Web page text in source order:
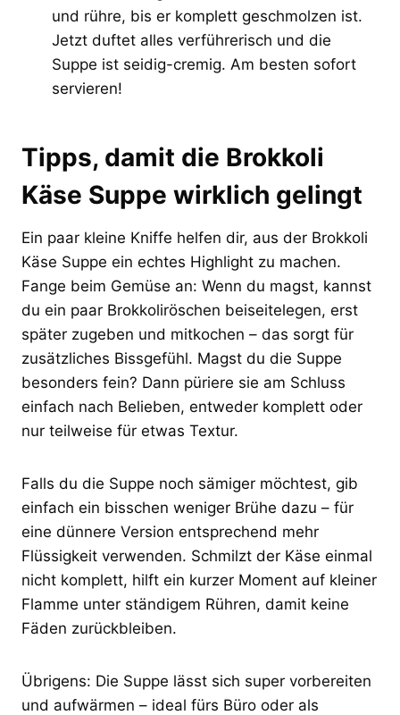
und rühre, bis er komplett geschmolzen ist.
Jetzt duftet alles verführerisch und die
Suppe ist seidig-cremig. Am besten sofort
servieren!
Tipps, damit die Brokkoli
Käse Suppe wirklich gelingt
Ein paar kleine Kniffe helfen dir, aus der Brokkoli
Käse Suppe ein echtes Highlight zu machen.
Fange beim Gemüse an: Wenn du magst, kannst
du ein paar Brokkoliröschen beiseitelegen, erst
später zugeben und mitkochen – das sorgt für
zusätzliches Bissgefühl. Magst du die Suppe
besonders fein? Dann püriere sie am Schluss
einfach nach Belieben, entweder komplett oder
nur teilweise für etwas Textur.
Falls du die Suppe noch sämiger möchtest, gib
einfach ein bisschen weniger Brühe dazu – für
eine dünnere Version entsprechend mehr
Flüssigkeit verwenden. Schmilzt der Käse einmal
nicht komplett, hilft ein kurzer Moment auf kleiner
Flamme unter ständigem Rühren, damit keine
Fäden zurückbleiben.
Übrigens: Die Suppe lässt sich super vorbereiten
und aufwärmen – ideal fürs Büro oder als